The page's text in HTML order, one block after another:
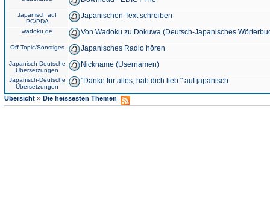
Japanisch auf
PC/PDA
Japanischen Text schreiben
wadoku.de Von Wadoku zu Dokuwa (Deutsch-Japanisches
Off-Topic/Sonstiges Japanisches Radio hören
Japanisch-Deutsche
Übersetzungen
Nickname (Usernamen)
Japanisch-Deutsche
Übersetzungen
"Danke für alles, hab dich lieb." auf japanisch
Übersicht » Die heissesten Themen